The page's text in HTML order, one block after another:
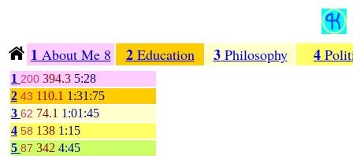
1 About Me 8 2Education 3Philosophy 4
1 200 394.3 5:28
2 43 110.1 1:31:75
3 62 74.1 1:01:45
4 58 138 1:15
5 87 342 4:45